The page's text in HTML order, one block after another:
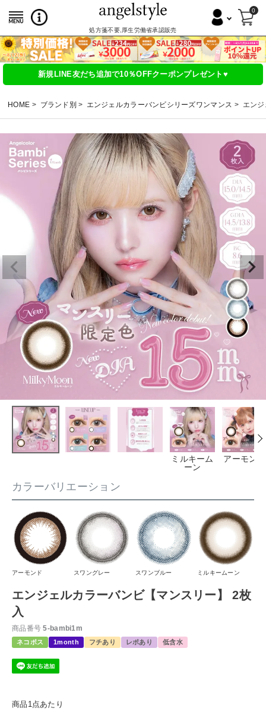
処方箋不要,厚生労働省承認販売
0
新規LINE友だち追加で10％OFFクーポンプレゼント♥
HOME ブランド別 エンジェルカラーバンビシリーズワンマンス エン
ミルキーム
ーン
アーモンド
カラーバリエーション
アーモンド スワングレー スワンブルー ミルキームーン
エンジェルカラーバンビ【マンスリー】 2枚
入
商品番号 5-bambi1m
ネコポス 1month フチあり レポあり 低含水
商品1点あたり